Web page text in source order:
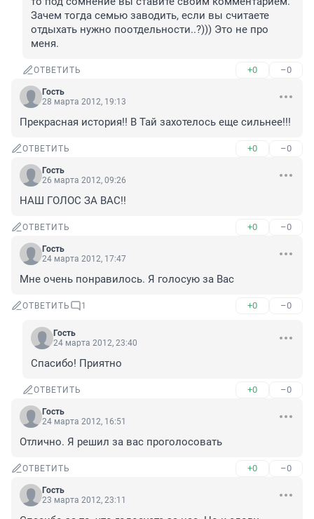
Зачем тогда семью заводить, если вы считаете
отдыхать нужно поотдельности..?))) Это не про
меня.
ОТВЕТИТЬ +0 –0
Гость
28 марта 2012, 19:13
Прекрасная история!! В Тай захотелось еще сильнее!!!
ОТВЕТИТЬ +0 –0
Гость
26 марта 2012, 09:26
НАШ ГОЛОС ЗА ВАС!!
ОТВЕТИТЬ +0 –0
Гость
24 марта 2012, 17:47
Мне очень понравилось. Я голосую за Вас
ОТВЕТИТЬ 1 +0 –0
Гость
24 марта 2012, 23:40
Спасибо! Приятно
ОТВЕТИТЬ +0 –0
Гость
24 марта 2012, 16:51
Отлично. Я решил за вас проголосовать
ОТВЕТИТЬ +0 –0
Гость
23 марта 2012, 23:11